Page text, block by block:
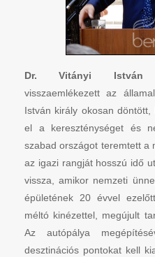
Dr. Vitányi István
visszaemlékezett az
István király okosan
el a kereszténységet és
szabad országot teremtett a
az igazi rangját hosszú idő
vissza, amikor nemzeti
épületének 20 évvel
méltó kinézettel, megújult
Az autópálya
desztinációs pontokat kell